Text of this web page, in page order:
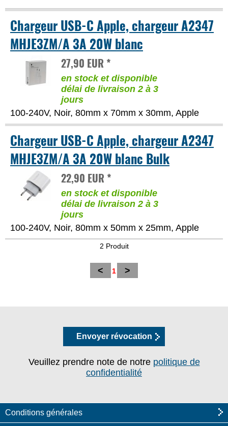
Chargeur USB-C Apple, chargeur A2347
MHJE3ZM/A 3A 20W blanc
27,90 EUR *
en stock et disponible
délai de livraison 2 à 3
jours
100-240V, Noir, 80mm x 70mm x 30mm, Apple
Chargeur USB-C Apple, chargeur A2347
MHJE3ZM/A 3A 20W blanc Bulk
22,90 EUR *
en stock et disponible
délai de livraison 2 à 3
jours
100-240V, Noir, 80mm x 50mm x 25mm, Apple
2 Produit
< 1 >
Envoyer révocation
Veuillez prendre note de notre politique de
confidentialité
Conditions générales